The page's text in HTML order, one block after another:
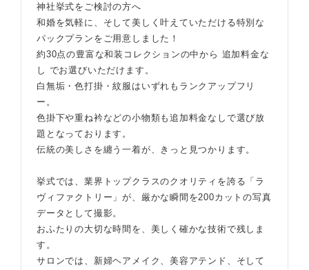
神社挙式をご検討の方へ
和婚を気軽に、そして美しく叶えていただける特別な
パックプランをご用意しました！
約30点の豊富な和装コレクションの中から 追加料金な
し でお選びいただけます。
白無垢・色打掛・紋服はいずれもランクアップフリ
ー。
色掛下や重ね衿などの小物類も追加料金なしで選び放
題となっております。
伝統の美しさを纏う一着が、きっと見つかります。
挙式では、業界トップクラスのクオリティを誇る「ラ
ヴィファクトリー」が、厳かな瞬間を200カットの写真
データとして撮影。
おふたりの大切な時間を、美しく確かな技術で残しま
す。
サロンでは、新婦ヘアメイク、美容アテンド、そして